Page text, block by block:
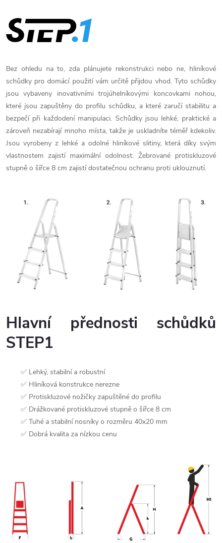
Bez ohledu na to, zda plánujete rekonstrukci nebo ne, hliníkové
schůdky pro domácí použití vám určitě přijdou vhod. Tyto schůdky
jsou vybaveny inovativními trojúhelníkovými koncovkami nohou,
které jsou zapuštěny do profilu schůdku, a které zaručí stabilitu a
bezpečí při každodení manipulaci. Schůdky jsou lehké, praktické a
zároveň nezabírají mnoho místa, takže je uskladníte téměř kdekoliv.
Jsou vyrobeny z lehké a odolné hliníkové slitiny, která díky svým
vlastnostem zajistí maximální odolnost. Žebrované protiskluzové
stupně o šířce 8 cm zajistí dostatečnou ochranu proti uklouznutí.
Hlavní přednosti schůdků
STEP1
✅ Lehký, stabilní a robustní
✅ Hliníková konstrukce nerezne
✅ Protiskluzové nožičky zapuštěné do profilu
✅ Drážkované protiskluzové stupně o šířce 8 cm
✅ Tuhé a stabilní nosníky o rozměru 40x20 mm
✅ Dobrá kvalita za nízkou cenu